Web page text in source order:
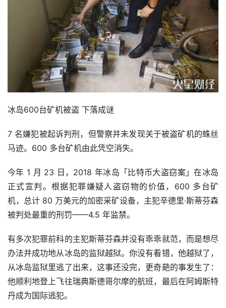
冰岛600台矿机被盗 下落成谜
7 名嫌犯被起诉判刑，但警察并未发现关于被盗矿机的蛛丝
马迹。600 多台矿机由此凭空消失。
今年 1 月 23 日，2018 年冰岛「比特币大盗窃案」在冰岛
正式宣判。根据犯罪嫌疑人盗窃物的价值，600 多台矿
机，总计 80 万美元的加密采矿设备，主犯辛德里·斯蒂芬森
被判处最重的刑罚——4.5 年监禁。
有多次犯罪前科的主犯斯蒂芬森并没有乖乖就范，而是想尽
办法并成功地从冰岛的监狱越狱。你没有看错，他越狱了，
从冰岛监狱里逃了出来，这事还没完，更奇葩的事发生了：
他顺利地登上飞往瑞典斯德哥尔摩的航班，最后在阿姆斯特
丹成为国际逃犯。